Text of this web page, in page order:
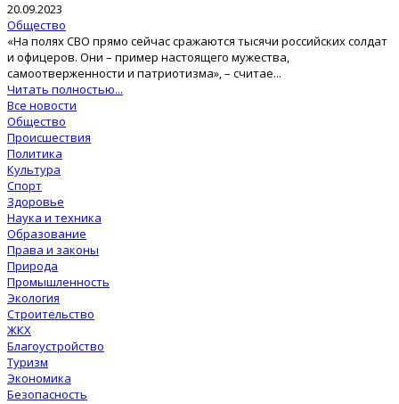
20.09.2023
Общество
«На полях СВО прямо сейчас сражаются тысячи российских солдат
и офицеров. Они – пример настоящего мужества,
самоотверженности и патриотизма», – считае...
Читать полностью...
Все новости
Общество
Происшествия
Политика
Культура
Спорт
Здоровье
Наука и техника
Образование
Права и законы
Природа
Промышленность
Экология
Строительство
ЖКХ
Благоустройство
Туризм
Экономика
Безопасность